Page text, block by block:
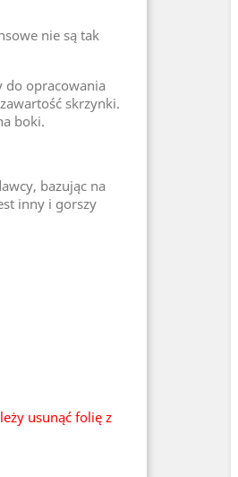
nie są tak
do opracowania
skrzynki.
boki.
bazując na
inny i gorszy
usunąć folię z